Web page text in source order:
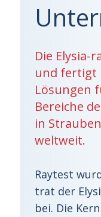
Die Elysia-
und fertigt
Lösungen
Bereiche
in
weltweit.
Raytest
trat der
bei. Die